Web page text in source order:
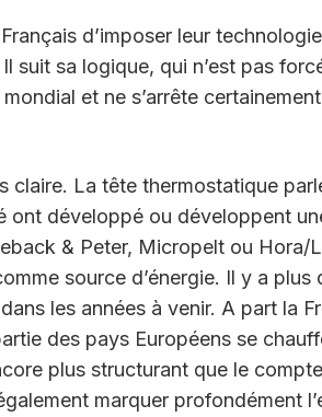
d’imposer leur
suit sa logique, qui n’est pas
et ne s’arrête
claire. La tête thermostatique
ont développé ou développent
& Peter, Micropelt ou Hora/
source d’énergie. Il y a
les années à venir. A part la
des pays Européens se
plus structurant que le
marquer profondément